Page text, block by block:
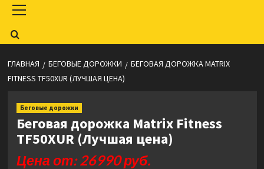
меню
ГЛАВНАЯ БЕГОВЫЕ ДОРОЖКИ
БЕГОВАЯ ДОРОЖКА MATRIX
FITNESS TF50XUR (ЛУЧШАЯ ЦЕНА)
Беговые дорожки
Беговая дорожка Matrix Fitness
TF50XUR (Лучшая цена)
Цена от: 26990 руб.